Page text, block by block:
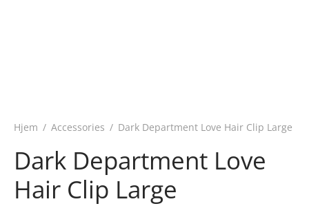
Hjem / Accessories / Dark Department Love Hair Clip Large
Dark Department Love
Hair Clip Large